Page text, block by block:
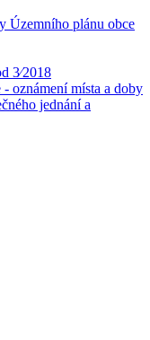
Územního plánu obce
3⁄2018
oznámení místa a doby
jednání a